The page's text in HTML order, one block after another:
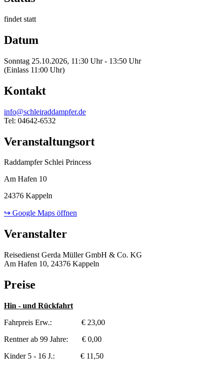
findet statt
Datum
Sonntag 25.10.2026, 11:30 Uhr - 13:50 Uhr
(Einlass 11:00 Uhr)
Kontakt
info@schleiraddampfer.de
Tel: 04642-6532
Veranstaltungsort
Raddampfer Schlei Princess
Am Hafen 10
24376 Kappeln
↪ Google Maps öffnen
Veranstalter
Reisedienst Gerda Müller GmbH & Co. KG
Am Hafen 10, 24376 Kappeln
Preise
Hin - und Rückfahrt
Fahrpreis Erw.: € 23,00
Rentner ab 99 Jahre: € 0,00
Kinder 5 - 16 J.: € 11,50